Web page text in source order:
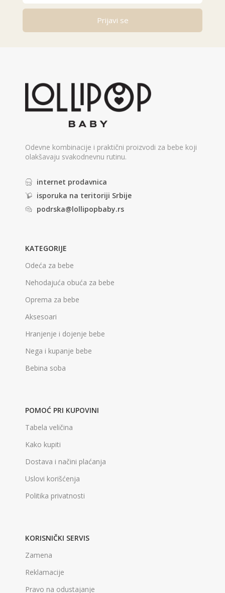
Prijavi se
Odevne kombinacije i praktični proizvodi za bebe koji
olakšavaju svakodnevnu rutinu.
internet prodavnica
isporuka na teritoriji Srbije
podrska@lollipopbaby.rs
KATEGORIJE
Odeća za bebe
Nehodajuća obuća za bebe
Oprema za bebe
Aksesoari
Hranjenje i dojenje bebe
Nega i kupanje bebe
Bebina soba
POMOĆ PRI KUPOVINI
Tabela veličina
Kako kupiti
Dostava i načini plaćanja
Uslovi korišćenja
Politika privatnosti
KORISNIČKI SERVIS
Zamena
Reklamacije
Pravo na odustajanje